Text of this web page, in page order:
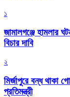
১
জামালগঞ্জে হামলার
বিচার দাবি
২
মির্জাপুরে বন্ধ থাকা
প্রতিমন্ত্রী